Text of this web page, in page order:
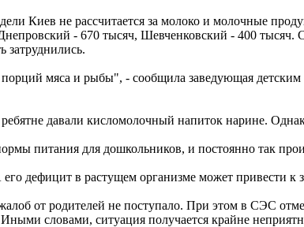
Киев не рассчитается за молоко и молочные
- 670 тысяч, Шевченковский - 400
мяса и рыбы", - сообщила заведующая
давали кисломолочный напиток нарине.
питания для дошкольников, и постоянно так
дефицит в растущем организме может привести
от родителей не поступало. При этом в СЭС
словами, ситуация получается крайне